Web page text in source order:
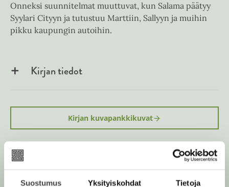
Suostumus Yksityiskohdat Tietoja
Onneksi suunnitelmat muuttuvat, kun Salama päätyy
Syylari Cityyn ja tutustuu Marttiin, Sallyyn ja muihin
pikku kaupungin autoihin.
Kirjan tiedot
Kirjan kuvapankkikuvat
Osta teos